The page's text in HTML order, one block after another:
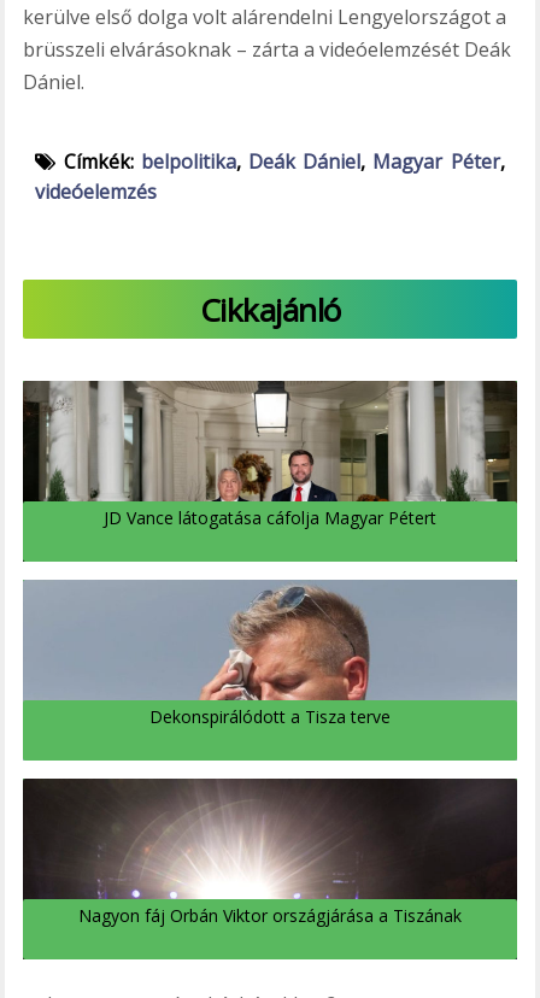
kerülve első dolga volt alárendelni Lengyelországot a
brüsszeli elvárásoknak – zárta a videóelemzését Deák
Dániel.
Címkék: belpolitika, Deák Dániel, Magyar Péter,
videóelemzés
Cikkajánló
JD Vance látogatása cáfolja Magyar Pétert
Dekonspirálódott a Tisza terve
Nagyon fáj Orbán Viktor országjárása a Tiszának